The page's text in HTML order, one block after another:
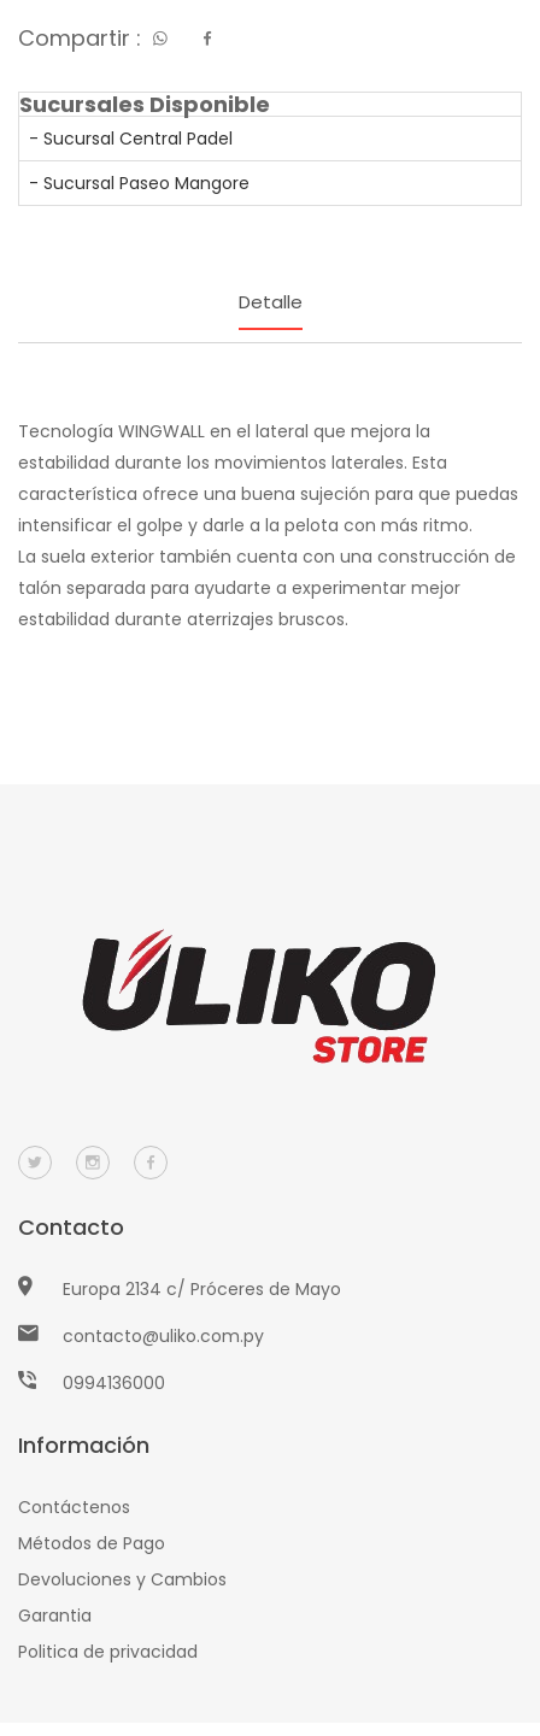
Compartir :
Sucursales Disponible
- Sucursal Central Padel
- Sucursal Paseo Mangore
Detalle
Tecnología WINGWALL en el lateral que mejora la
estabilidad durante los movimientos laterales. Esta
característica ofrece una buena sujeción para que puedas
intensificar el golpe y darle a la pelota con más ritmo.​
La suela exterior también cuenta con una construcción de
talón separada para ayudarte a experimentar mejor
estabilidad durante aterrizajes bruscos.
Contacto
Europa 2134 c/ Próceres de Mayo
contacto@uliko.com.py
0994136000
Información
Contáctenos
Métodos de Pago
Devoluciones y Cambios
Garantia
Politica de privacidad